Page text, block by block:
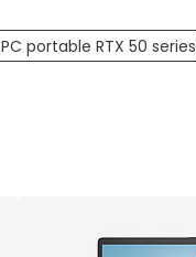
PC portable RTX 50 series